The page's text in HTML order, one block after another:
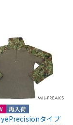
再入荷
タイプ